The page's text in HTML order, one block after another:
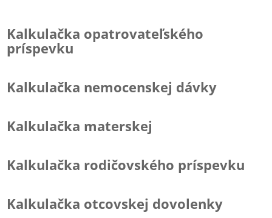
Kalkulačka opatrovateľského
príspevku
Kalkulačka nemocenskej dávky
Kalkulačka materskej
Kalkulačka rodičovského príspevku
Kalkulačka otcovskej dovolenky